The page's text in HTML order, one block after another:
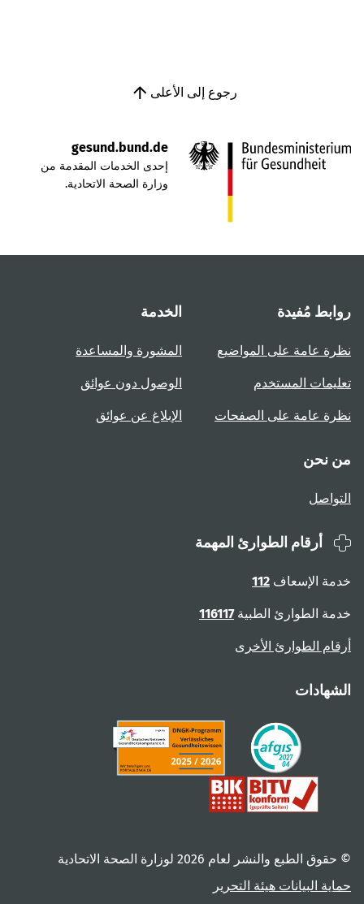
رجوع إلى الأعلى
gesund.bund.de
إحدى الخدمات المقدمة من
وزارة الصحة الاتحادية.
روابط مُفيدة
نظرة عامة على المواضيع
تعليمات المستخدم
نظرة عامة على الصفحات
الخدمة
المشورة والمساعدة
الوصول دون عوائق
الإبلاغ عن عوائق
من نحن
التواصل
أرقام الطوارئ المهمة
خدمة الإسعاف 112
خدمة الطوارئ الطبية116117
أرقام الطوارئ الأخرى
الشهادات
© حقوق الطبع والنشر لعام ‎2026 لوزارة الصحة الاتحادية
حماية البيانات هيئة التحرير